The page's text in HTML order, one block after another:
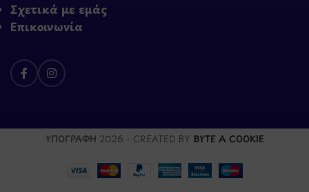
Σχετικά με εμάς
Επικοινωνία
ΥΠΟΓΡΑΦΗ 2026 - CREATED BY BYTE A COOKIE